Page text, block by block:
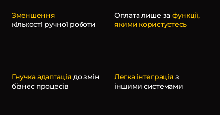
Зменшення
кількості ручної роботи
Оплата лише за функції,
якими користуєтесь
Гнучка адаптація до змін
бізнес процесів
Легка інтеграція з
іншими системами